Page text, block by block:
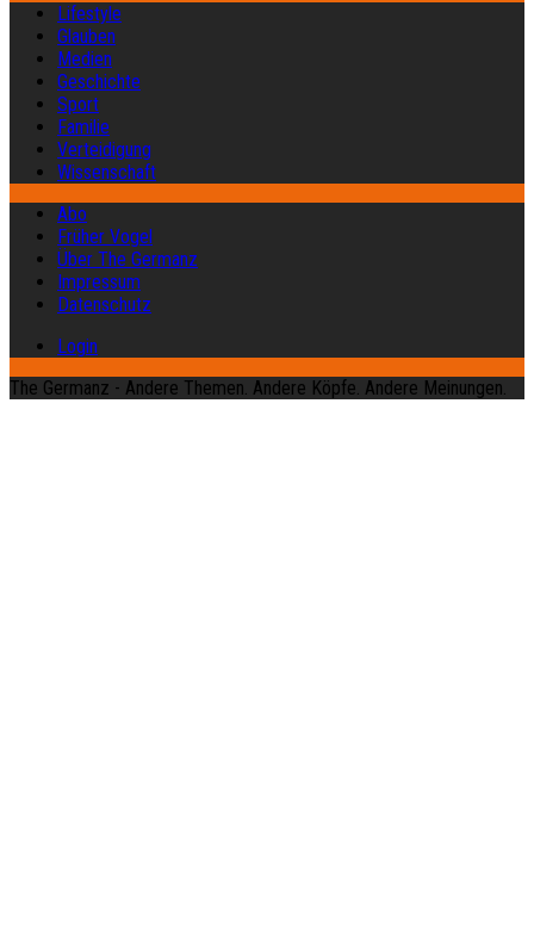
Lifestyle
Glauben
Medien
Geschichte
Sport
Familie
Verteidigung
Wissenschaft
Abo
Früher Vogel
Über The Germanz
Impressum
Datenschutz
Login
The Germanz - Andere Themen. Andere Köpfe. Andere Meinungen.